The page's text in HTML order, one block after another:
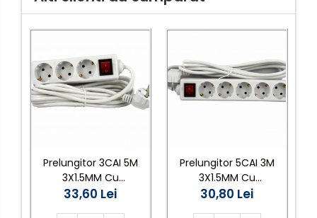
Prelungitor 3CAI 5M
3X1.5MM Cu
Intrerupator
33,60 Lei
Prelungitor 5CAI 3M
3X1.5MM Cu
Intrerupator ALIEN
30,80 Lei